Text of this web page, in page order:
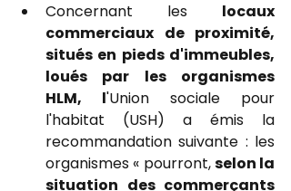
Concernant les locaux
commerciaux de proximité,
situés en pieds d'immeubles,
loués par les organismes
HLM, l'Union sociale pour
l'habitat (USH) a émis la
recommandation suivante : les
organismes « pourront, selon la
situation des commerçants